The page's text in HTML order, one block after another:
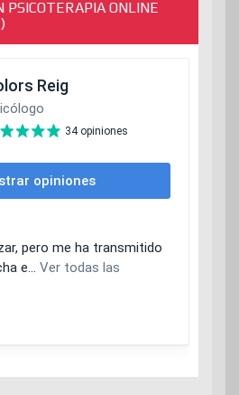
PSICOTERAPIA ONLINE